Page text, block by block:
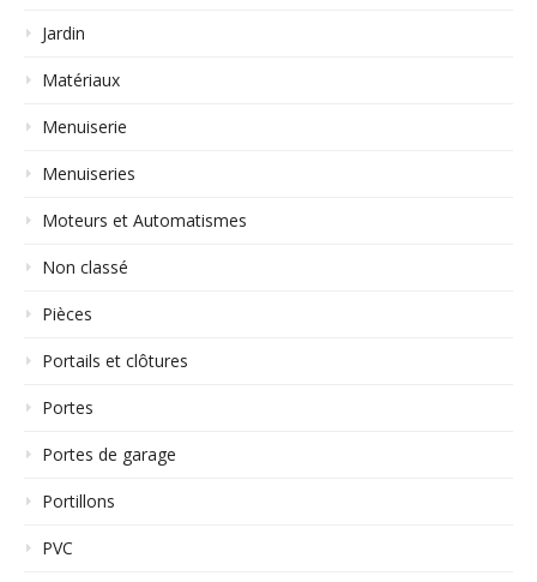
Jardin
Matériaux
Menuiserie
Menuiseries
Moteurs et Automatismes
Non classé
Pièces
Portails et clôtures
Portes
Portes de garage
Portillons
PVC